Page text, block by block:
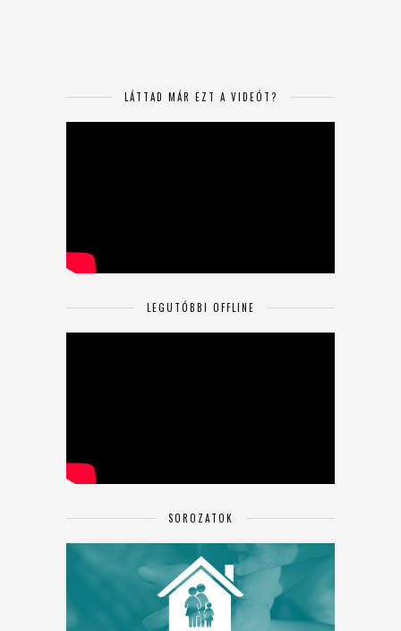
LÁTTAD MÁR EZT A VIDEÓT?
LEGUTÓBBI OFFLINE
SOROZATOK